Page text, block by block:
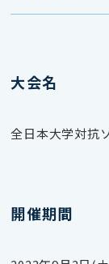
大会名
全日本大学対抗
開催期間